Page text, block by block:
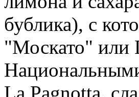
бублика), с
"Москато" или
La Pagnotta,